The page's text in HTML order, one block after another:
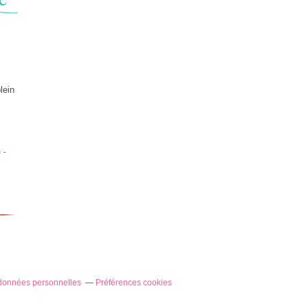
-
personnelles Préférences cookies